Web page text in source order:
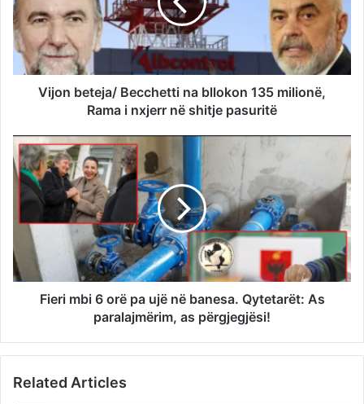
Vijon beteja/ Becchetti na bllokon 135 milionë,
Rama i nxjerr në shitje pasuritë
Fieri mbi 6 orë pa ujë në banesa. Qytetarët: As
paralajmërim, as përgjegjësi!
Related Articles